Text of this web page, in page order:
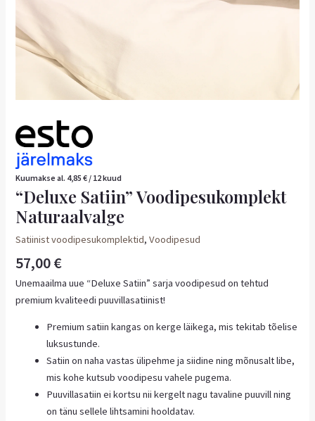
Kuumakse al. 4,85€ / 12 kuud
“Deluxe Satiin” Voodipesukomplekt
Naturaalvalge
Satiinist voodipesukomplektid,Voodipesud
57,00€
Unemaailma uue “Deluxe Satiin” sarja voodipesud on tehtud
premium kvaliteedi puuvillasatiinist!
Premium satiin kangas on kerge läikega, mis tekitab tõelise
luksustunde.
Satiin on naha vastas ülipehme ja siidine ning mõnusalt libe,
mis kohe kutsub voodipesu vahele pugema.
Puuvillasatiin ei kortsu nii kergelt nagu tavaline puuvill ning
on tänu sellele lihtsamini hooldatav.